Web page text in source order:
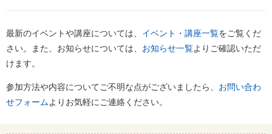
最新のイベントや講座については、 イベント・講座一覧をご覧くだ
さい。また、お知らせについては、 お知らせ一覧よりご確認いただ
けます。
参加方法や内容についてご不明な点がございましたら、 お問い合わ
せフォームよりお気軽にご連絡ください。